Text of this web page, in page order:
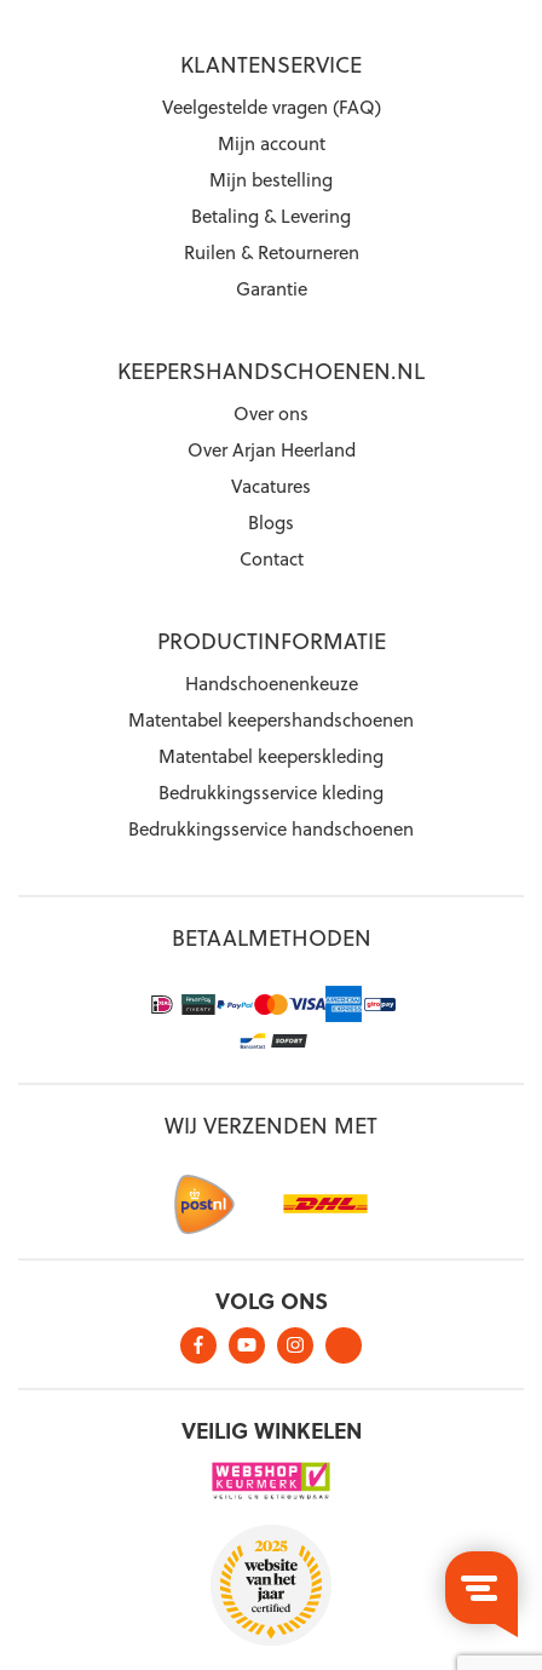
KLANTENSERVICE
Veelgestelde vragen (FAQ)
Mijn account
Mijn bestelling
Betaling & Levering
Ruilen & Retourneren
Garantie
KEEPERSHANDSCHOENEN.NL
Over ons
Over Arjan Heerland
Vacatures
Blogs
Contact
PRODUCTINFORMATIE
Handschoenenkeuze
Matentabel keepershandschoenen
Matentabel keeperskleding
Bedrukkingsservice kleding
Bedrukkingsservice handschoenen
BETAALMETHODEN
WIJ VERZENDEN MET